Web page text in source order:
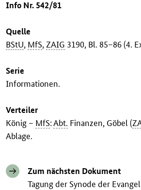
Info Nr. 542/81
Quelle
BStU, MfS,ZAIG 3190, Bl. 85–86 (4.
Serie
Informationen.
Verteiler
König – MfS:Abt. Finanzen, Göbel (
Ablage.
Zum nächsten Dokument
Tagung der Synode der